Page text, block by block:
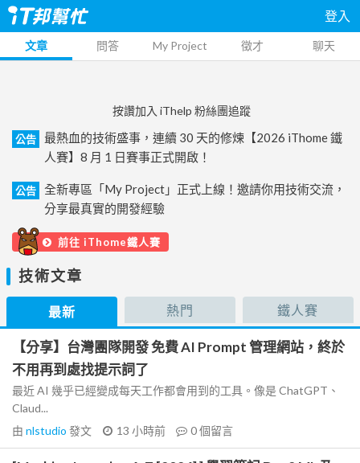
登入
文章 問答 My Project 徵才 聊天
按讚加入 iThelp 粉絲團追蹤
公告
最熱血的技術盛事，連續 30 天的修煉【2026 iThome 鐵
人賽】8 月 1 日賽事正式開啟！
公告
全新專區「My Project」正式上線！邀請你用技術交流，
分享最真實的開發經驗
前往 iThome鐵人賽
技術文章
最新 熱門 鐵人賽
【分享】台灣團隊開發 免費 AI Prompt 管理網站，終於
不用再到處找提示詞了
最近 AI 幾乎已經變成每天工作都會用到的工具。像是 ChatGPT、
Claud...
由 nlstudio 發文 13 小時前 0個留言